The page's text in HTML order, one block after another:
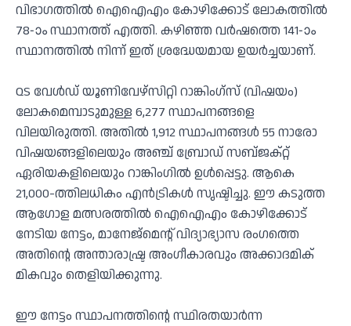
വിഭാഗത്തിൽ ഐഐഎം കോഴിക്കോട് ലോകത്തിൽ
78-ാം സ്ഥാനത്ത് എത്തി. കഴിഞ്ഞ വർഷത്തെ 141-ാം
സ്ഥാനത്തിൽ നിന്ന് ഇത് ശ്രദ്ധേയമായ ഉയർച്ചയാണ്.
QS വേൾഡ് യൂണിവേഴ്സിറ്റി റാങ്കിംഗ്സ് (വിഷയം)
ലോകമെമ്പാടുമുള്ള 6,277 സ്ഥാപനങ്ങളെ
വിലയിരുത്തി. അതിൽ 1,912 സ്ഥാപനങ്ങൾ 55 നാരോ
വിഷയങ്ങളിലെയും അഞ്ച് ബ്രോഡ് സബ്ജക്റ്റ്
ഏരിയകളിലെയും റാങ്കിംഗിൽ ഉൾപ്പെട്ടു. ആകെ
21,000-ത്തിലധികം എൻട്രികൾ സൃഷ്ടിച്ചു. ഈ കടുത്ത
ആഗോള മത്സരത്തിൽ ഐഐഎം കോഴിക്കോട്
നേടിയ നേട്ടം, മാനേജ്മെന്റ് വിദ്യാഭ്യാസ രംഗത്തെ
അതിന്റെ അന്താരാഷ്ട്ര അംഗീകാരവും അക്കാദമിക്
മികവും തെളിയിക്കുന്നു.
ഈ നേട്ടം സ്ഥാപനത്തിന്റെ സ്ഥിരതയാർന്ന